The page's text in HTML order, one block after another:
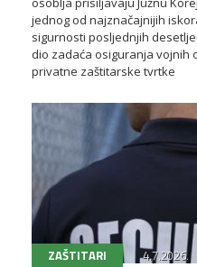
jednog od najznačajnijih
sigurnosti posljednjih
dio zadaća osiguranja vojnih
privatne zaštitarske tvrtke
ZAŠTITARI 4.7.2026.